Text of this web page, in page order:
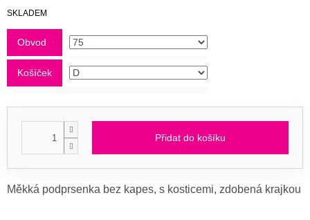
Měrná
SKLADEM
Obvod
Košíček
Přidat do košíku
Měkká podprsenka bez kapes, s kosticemi, zdobená krajkou